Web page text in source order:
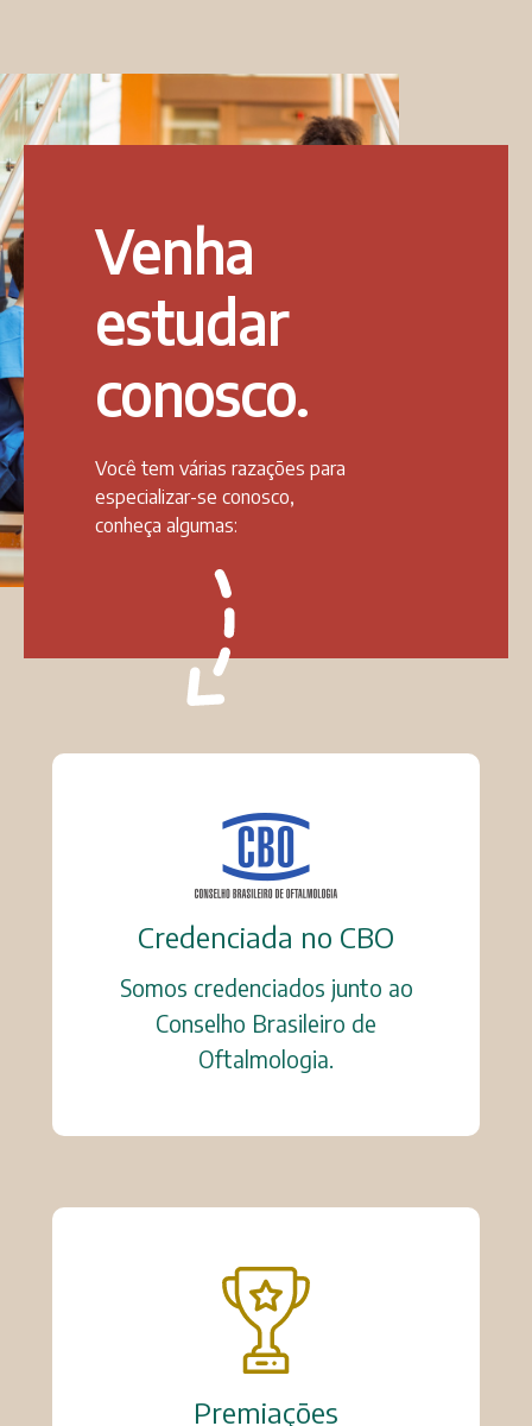
Venha
estudar
conosco.
Você tem várias razações para
especializar-se conosco,
conheça algumas:
Credenciada no CBO
Somos credenciados junto ao
Conselho Brasileiro de
Oftalmologia.
Premiações